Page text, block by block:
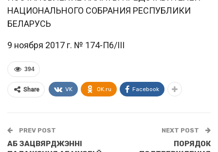
НАЦИОНАЛЬНОГО СОБРАНИЯ РЕСПУБЛИКИ
БЕЛАРУСЬ
9 ноября 2017 г. № 174-П6/III
394
Share VK OK.ru Facebook
PREV POST
АБ ЗАЦВЯРДЖЭННI
NEXT POST
ПОРЯДОК